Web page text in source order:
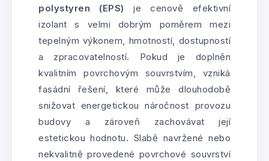
polystyren (EPS) je cenově efektivní
izolant s velmi dobrým poměrem mezi
tepelným výkonem, hmotností, dostupností
a zpracovatelností. Pokud je doplněn
kvalitním povrchovým souvrstvím, vzniká
fasádní řešení, které může dlouhodobě
snižovat energetickou náročnost provozu
budovy a zároveň zachovávat její
estetickou hodnotu. Slabě navržené nebo
nekvalitně provedené povrchové souvrství